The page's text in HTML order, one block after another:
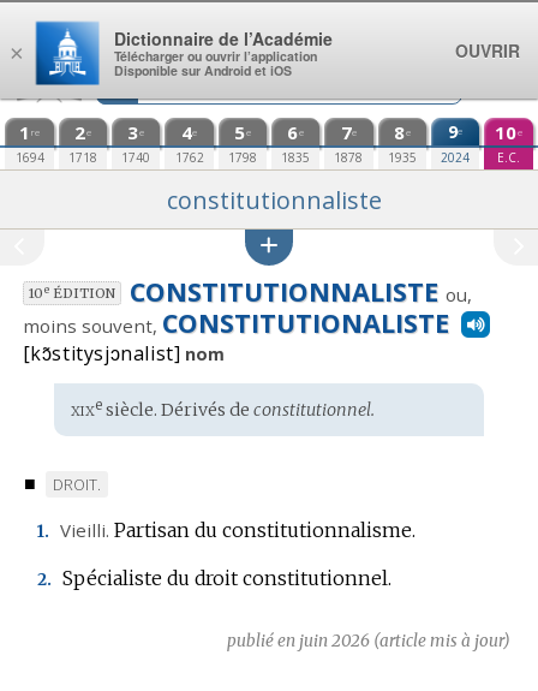
Aller au contenu
1 re
1694
2e
1718
3e
1740
4e
1762
5e
1798
6e
1835
7e
1878
8e
1935
9e
2024
10e
E.C.
constitutionnaliste
10eÉDITION CONSTITUTIONNALISTE ou,
moins souvent, CONSTITUTIONALISTE
[kɔ̃stitysjɔnalist] nom
Étymologie
:
xixesiècle. Dérivés de constitutionnel.
■
MARQUE
DOMAINE
DROIT.
1. Vieilli. Partisan du constitutionnalisme.
2. Spécialiste du droit constitutionnel.
publié en juin 2026 (article mis à jour)
×
Dictionnaire de l’Académie
Télécharger ou ouvrir l’application
Disponible sur Android et iOS
OUVRIR